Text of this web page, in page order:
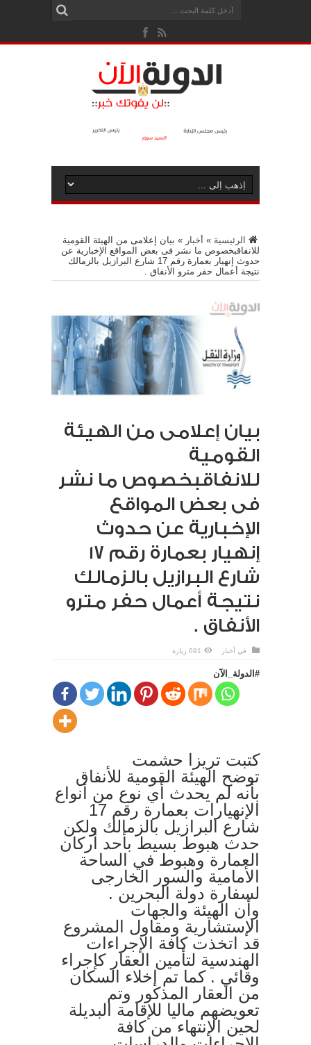
الرئيسية » أخبار » بيان إعلامى من الهيئة القومية
للانفاقبخصوص ما نشر فى بعض المواقع الإخبارية عن
حدوث إنهيار بعمارة رقم 17 شارع البرازيل بالزمالك
نتيجة أعمال حفر مترو الأنفاق .
بيان إعلامى من الهيئة
القومية
للانفاقبخصوص ما نشر
فى بعض المواقع
الإخبارية عن حدوث
إنهيار بعمارة رقم 17
شارع البرازيل بالزمالك
نتيجة أعمال حفر مترو
الأنفاق .
في أخبار 691 زيارة
#الدولة_الآن
كتبت تريزا حشمت
توضح الهيئة القومية للأنفاق
بأنه لم يحدث أي نوع من أنواع
الإنهيارات بعمارة رقم 17
شارع البرازيل بالزمالك ولكن
حدث هبوط بسيط بأحد أركان
العمارة وهبوط في الساحة
الأمامية والسور الخارجى
لسفارة دولة البحرين .
وأن الهيئة والجهات
الإستشارية ومقاول المشروع
قد اتخذت كافة الإجراءات
الهندسية لتأمين العقار كإجراء
وقائي . كما تم إخلاء السكان
من العقار المذكور وتم
تعويضهم ماليا للإقامة البديلة
لحين الإنتهاء من كافة